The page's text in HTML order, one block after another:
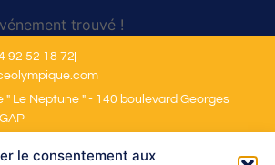
le consentement aux
trouvé !
92 52 18 72
" Le Neptune " - 140 boulevard Georges